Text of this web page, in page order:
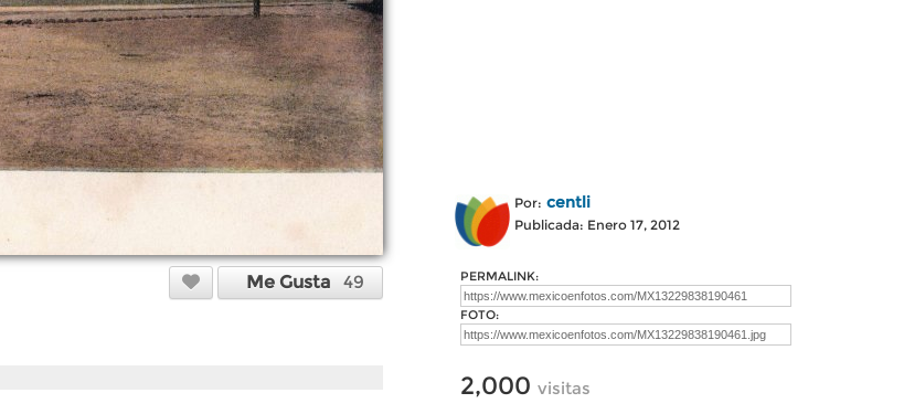
Me Gusta 49
Por: centli
Publicada: Enero 17, 2012
PERMALINK:
FOTO:
2,000 visitas